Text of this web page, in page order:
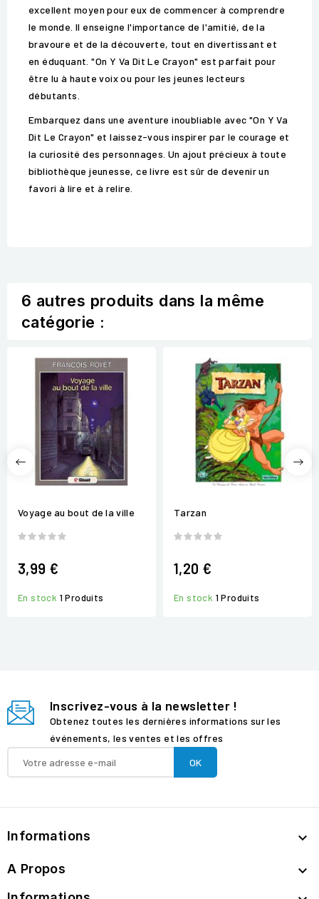
excellent moyen pour eux de commencer à comprendre
le monde. Il enseigne l'importance de l'amitié, de la
bravoure et de la découverte, tout en divertissant et
en éduquant. "On Y Va Dit Le Crayon" est parfait pour
être lu à haute voix ou pour les jeunes lecteurs
débutants.
Embarquez dans une aventure inoubliable avec "On Y Va
Dit Le Crayon" et laissez-vous inspirer par le courage et
la curiosité des personnages. Un ajout précieux à toute
bibliothèque jeunesse, ce livre est sûr de devenir un
favori à lire et à relire.
6 autres produits dans la même
catégorie :
Voyage au bout de la ville
3,99 €
En stock 1 Produits
Tarzan
1,20 €
En stock 1 Produits
Inscrivez-vous à la newsletter !
Obtenez toutes les dernières informations sur les
événements, les ventes et les offres
Informations 
A Propos 